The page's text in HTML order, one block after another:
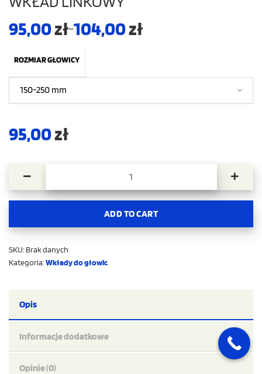
95,00zł–104,00zł
ROZMIAR GŁOWICY
95,00zł
ADD TO CART
SKU: Brak danych
Kategoria:Wkłady do głowic
Opis
Informacje dodatkowe
Opinie (0)